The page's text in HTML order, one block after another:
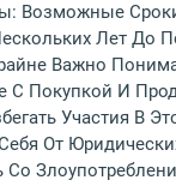
Возможные
Лет До
Важно
С Покупкой И
Участия В
От
Со